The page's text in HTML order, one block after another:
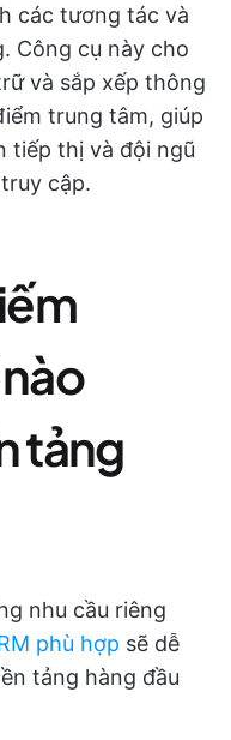
các tương tác và
Công cụ này cho
và sắp xếp thông
trung tâm, giúp
tiếp thị và đội ngũ
cập.
tảng
nhu cầu riêng
phù hợp sẽ dễ
tảng hàng đầu